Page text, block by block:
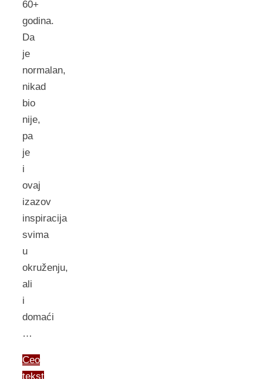
60+
godina.
Da
je
normalan,
nikad
bio
nije,
pa
je
i
ovaj
izazov
inspiracija
svima
u
okruženju,
ali
i
domaći
…
Ceo
tekst